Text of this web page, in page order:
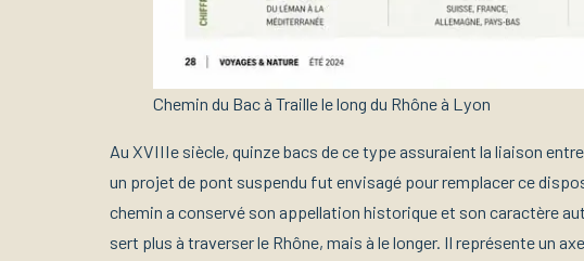
Chemin du Bac à Traille le long du Rhône à Lyon
Au XVIIIe siècle, quinze bacs de ce type assuraient la liaison
un projet de pont suspendu fut envisagé pour remplacer ce
chemin a conservé son appellation historique et son caractère
sert plus à traverser le Rhône, mais à le longer. Il représente un